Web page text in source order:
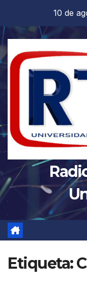
contenido
10 de
Etiqueta: